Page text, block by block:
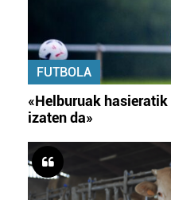
FUTBOLA
«Helburuak
izaten da»